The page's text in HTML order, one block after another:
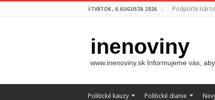
ŠTVRTOK , 6 AUGUSTA 2026 Podporte
inenoviny
www.inenoviny.sk Informujeme vás,
Politické kauzy Politické dianie